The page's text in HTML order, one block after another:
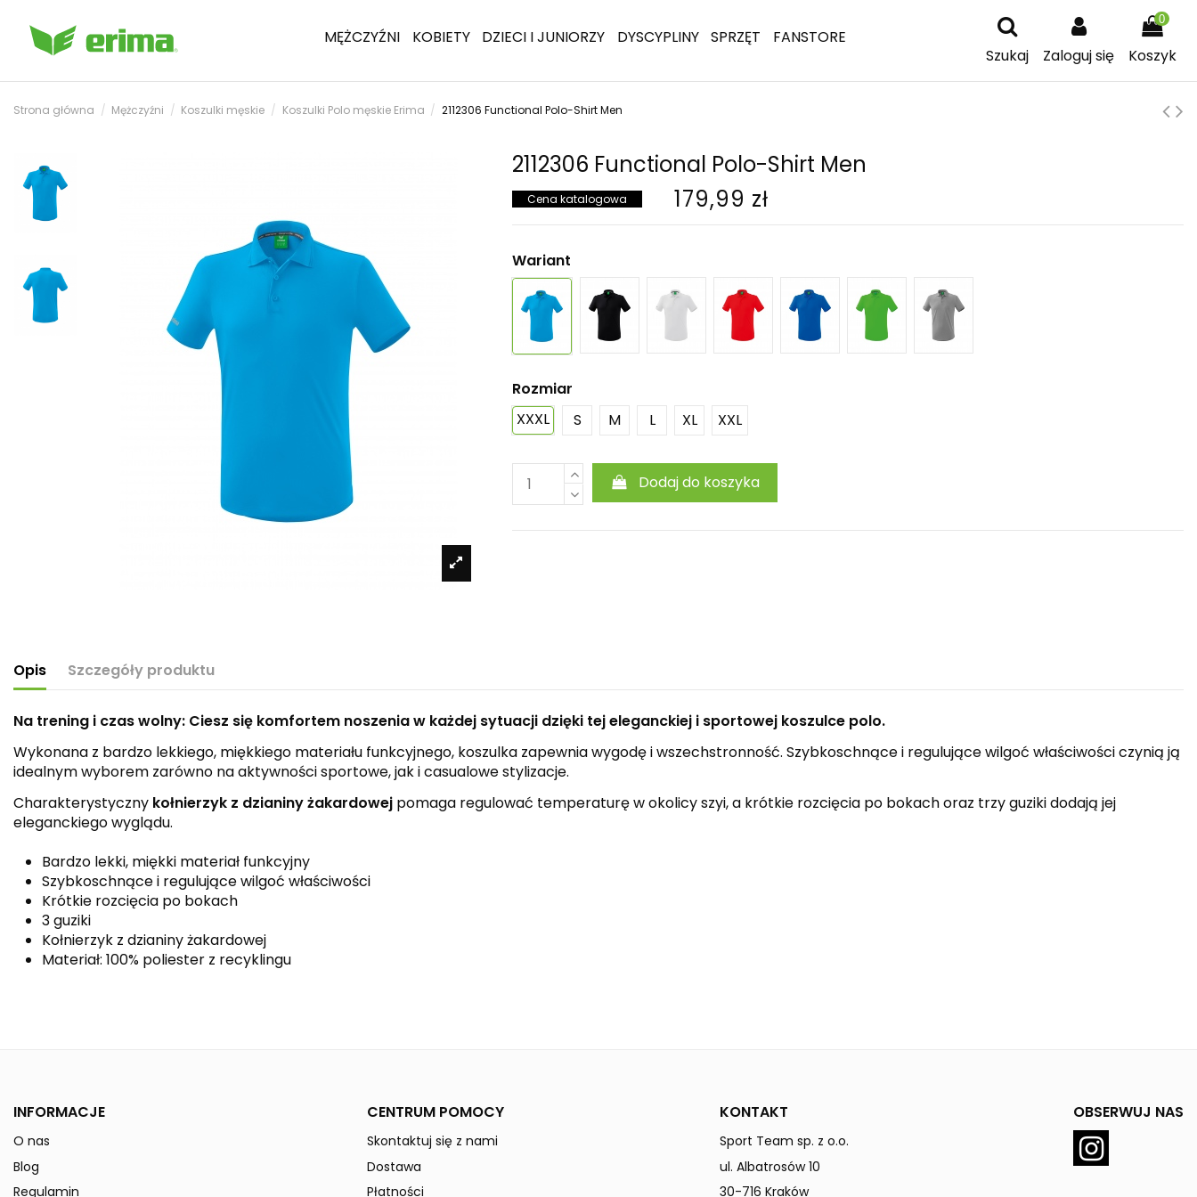
MĘŻCZYŹNI KOBIETY DZIECI I JUNIORZY DYSCYPLINY SPRZĘT
FANSTORE
Szukaj
Zaloguj się
0
Koszyk
Strona główna Mężczyźni Koszulki męskie Koszulki Polo męskie Erima 2112306 Functional Polo-Shirt Men
2112306 Functional Polo-Shirt Men
Cena katalogowa 179,99 zł
Wariant
Rozmiar
XXXL
S M L XL XXL
Dodaj do koszyka
Opis Szczegóły produktu
Na trening i czas wolny: Ciesz się komfortem noszenia w każdej sytuacji dzięki tej eleganckiej i sportowej koszulce polo.
Wykonana z bardzo lekkiego, miękkiego materiału funkcyjnego, koszulka zapewnia wygodę i wszechstronność. Szybkoschnące i regulujące wilgoć właściwości czynią ją
idealnym wyborem zarówno na aktywności sportowe, jak i casualowe stylizacje.
Charakterystyczny kołnierzyk z dzianiny żakardowej pomaga regulować temperaturę w okolicy szyi, a krótkie rozcięcia po bokach oraz trzy guziki dodają jej
eleganckiego wyglądu.
Bardzo lekki, miękki materiał funkcyjny
Szybkoschnące i regulujące wilgoć właściwości
Krótkie rozcięcia po bokach
3 guziki
Kołnierzyk z dzianiny żakardowej
Materiał: 100% poliester z recyklingu
W magazynie
INFORMACJE
O nas
Blog
Regulamin
CENTRUM POMOCY
Skontaktuj się z nami
Dostawa
Płatności
KONTAKT
Sport Team sp. z o.o.
ul. Albatrosów 10
30-716 Kraków
OBSERWUJ NAS